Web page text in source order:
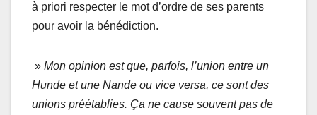
à priori respecter le mot d’ordre de ses parents
pour avoir la bénédiction.
» Mon opinion est que, parfois, l’union entre un
Hunde et une Nande ou vice versa, ce sont des
unions préétablies. Ça ne cause souvent pas de